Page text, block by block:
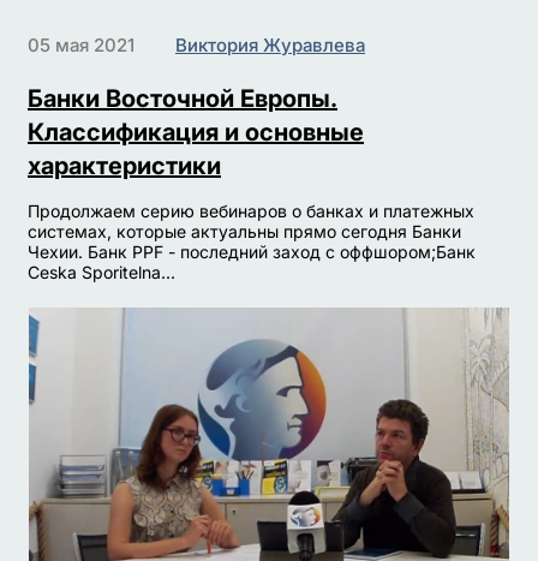
05 мая 2021 Виктория Журавлева
Банки Восточной Европы.
Классификация и основные
характеристики
Продолжаем серию вебинаров о банках и платежных
системах, которые актуальны прямо сегодня Банки
Чехии. Банк PPF - последний заход с оффшором;Банк
Ceska Sporitelna...